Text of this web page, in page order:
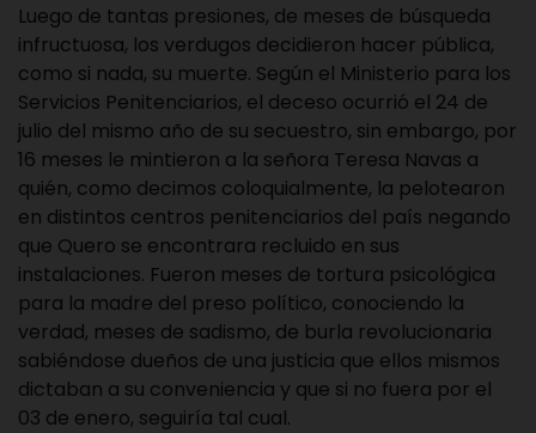
Luego de tantas presiones, de meses de búsqueda
infructuosa, los verdugos decidieron hacer pública,
como si nada, su muerte. Según el Ministerio para los
Servicios Penitenciarios, el deceso ocurrió el 24 de
julio del mismo año de su secuestro, sin embargo, por
16 meses le mintieron a la señora Teresa Navas a
quién, como decimos coloquialmente, la pelotearon
en distintos centros penitenciarios del país negando
que Quero se encontrara recluido en sus
instalaciones. Fueron meses de tortura psicológica
para la madre del preso político, conociendo la
verdad, meses de sadismo, de burla revolucionaria
sabiéndose dueños de una justicia que ellos mismos
dictaban a su conveniencia y que si no fuera por el
03 de enero, seguiría tal cual.